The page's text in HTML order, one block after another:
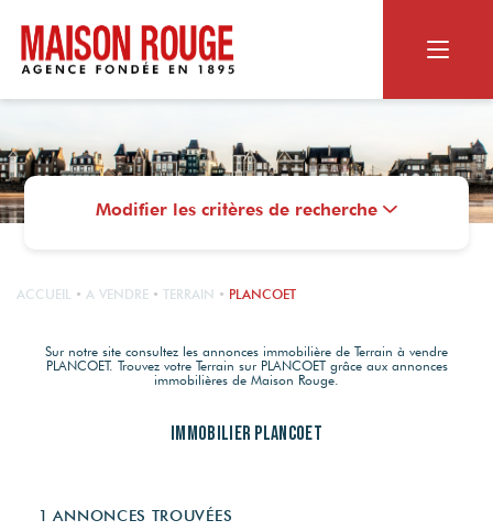
ACHETER
Appartement ou maison
Terrain
NOS SERVICES
Nos actualités
VENDRE
Vendus par Maison Rouge
Estimation personnalisée
OUTILS DIGITAUX
LE GROUPE
MAISON ROUGE
Qui sommes-nous ?
Nos partenaires
CONTACT
Modifier les critères de recherche
ACCUEIL A VENDRE TERRAIN PLANCOET
Sur notre site consultez les annonces immobilière de Terrain à vendre
PLANCOET. Trouvez votre Terrain sur PLANCOET grâce aux annonces
immobilières de Maison Rouge.
Immobilier PLANCOET
1 ANNONCES TROUVÉES